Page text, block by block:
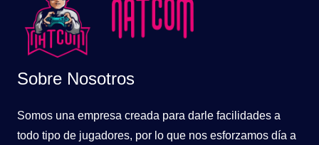
Sobre Nosotros
Somos una empresa creada para darle facilidades a
todo tipo de jugadores, por lo que nos esforzamos día a